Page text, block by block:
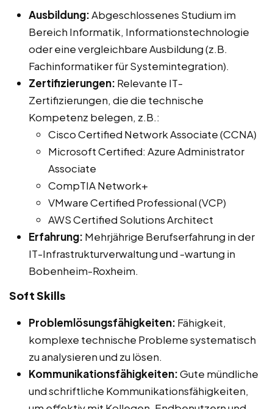
Ausbildung:Abgeschlossenes Studium im
Bereich Informatik, Informationstechnologie
oder eine vergleichbare Ausbildung (z.B.
Fachinformatiker für Systemintegration).
Zertifizierungen: Relevante IT-
Zertifizierungen, die die technische
Kompetenz belegen, z.B.:
Cisco Certified Network Associate (CCNA)
Microsoft Certified: Azure Administrator
Associate
CompTIA Network+
VMware Certified Professional (VCP)
AWS Certified Solutions Architect
Erfahrung: Mehrjährige Berufserfahrung in der
IT-Infrastrukturverwaltung und -wartung in
Bobenheim-Roxheim.
Soft Skills
Problemlösungsfähigkeiten: Fähigkeit,
komplexe technische Probleme systematisch
zu analysieren und zu lösen.
Kommunikationsfähigkeiten:Gute mündliche
und schriftliche Kommunikationsfähigkeiten,